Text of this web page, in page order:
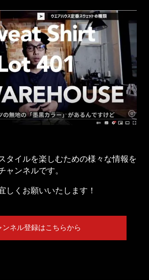
タイルを楽しむための様々な情報を
ャンネルです。
しくお願いいたします！
ンネル登録はこちらから